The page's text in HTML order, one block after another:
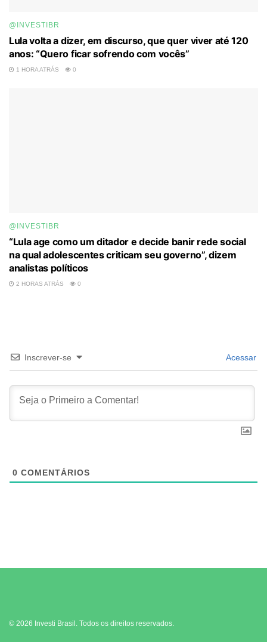
@INVESTIBR
Lula volta a dizer, em discurso, que quer viver até 120
anos: “Quero ficar sofrendo com vocês”
1 HORA ATRÁS 0
@INVESTIBR
“Lula age como um ditador e decide banir rede social
na qual adolescentes criticam seu governo”, dizem
analistas políticos
2 HORAS ATRÁS 0
Inscrever-se Acessar
0 COMENTÁRIOS
© 2026 Investi Brasil. Todos os direitos reservados.